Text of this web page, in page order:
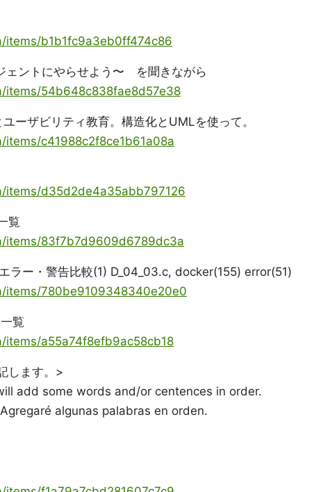
items/b1b1fc9a3eb0ff474c86
ェントにやらせよう〜 を聞きながら
items/54b648c838fae8d57e38
ーザビリティ教育。構造化とUMLを使って。
c41988c2f8ce1b61a08a
items/d35d2de4a35abb797126
覧
items/83f7b7d9609d6789dc3a
ラー・警告比較(1) D_04_03.c, docker(155) error(51)
items/780be9109348340e20e0
覧
items/a55a74f8efb9ac58cb18
します。>
add some words and/or centences in order.
algunas palabras en orden.